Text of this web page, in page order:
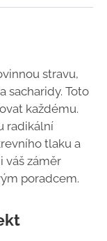
stravu,
sacharidy. Toto
každému.
radikální
tlaku a
váš záměr
poradcem.